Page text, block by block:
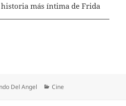
más íntima de Frida
Del Angel Categorías
Cine